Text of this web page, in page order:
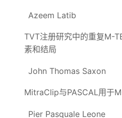
Azeem Latib
TVT注册研究中的重复M-
素和结局
John Thomas Saxon
MitraClip与PASCAL用于
Pier Pasquale Leone